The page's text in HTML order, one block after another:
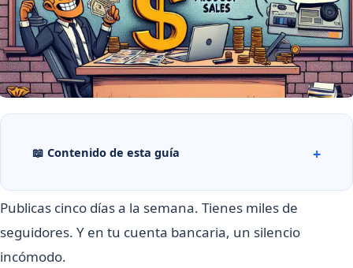
📖 Contenido de esta guía
Publicas cinco días a la semana. Tienes miles de
seguidores. Y en tu cuenta bancaria, un silencio
incómodo.